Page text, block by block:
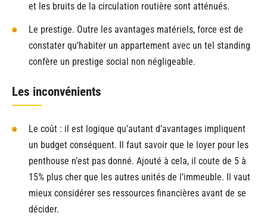
et les bruits de la circulation routière sont atténués.
Le prestige. Outre les avantages matériels, force est de
constater qu’habiter un appartement avec un tel standing
confère un prestige social non négligeable.
Les inconvénients
Le coût : il est logique qu’autant d’avantages impliquent
un budget conséquent. Il faut savoir que le loyer pour les
penthouse n’est pas donné. Ajouté à cela, il coute de 5 à
15% plus cher que les autres unités de l’immeuble. Il vaut
mieux considérer ses ressources financières avant de se
décider.